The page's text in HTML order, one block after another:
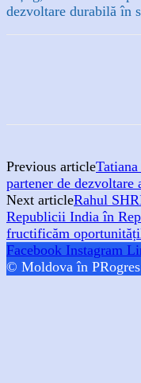
dezvoltare durabilă în
Previous article
partener de
Next articleRahul
Republicii India în
fructificăm
Facebook Instagram
© Moldova în